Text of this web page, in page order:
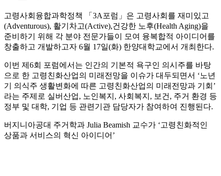
고령사회융합과학정책 「3A포럼」은 고령사회를 재미있고
(Adventurous), 활기차고(Active),건강한 노후(Health Aging)을
준비하기 위해 각 분야 전문가들이 모여 융복합적 아이디어를
창출하고 개발하고자 6월 17일(화) 한양대학교에서 개최한다.
이번 제6회 포럼에서는 인간의 기본적 욕구인 의시주를 바탕
으로 한 고령친화산업의 미래전망을 이슈가 대두되면서 ‘노년
기 의식주 생활변화에 따른 고령친화산업의 미래전망과 기회’
라는 주제로 실버산업, 노인복지, 사회복지, 보건, 주거 환경 등
정부 및 대학, 기업 등 관련기관 담당자가 참여하여 진행된다.
버지니아공대 주거학과 Julia Beamish 교수가 ‘고령친화적인
상품과 서비스의 혁신 아이디어’